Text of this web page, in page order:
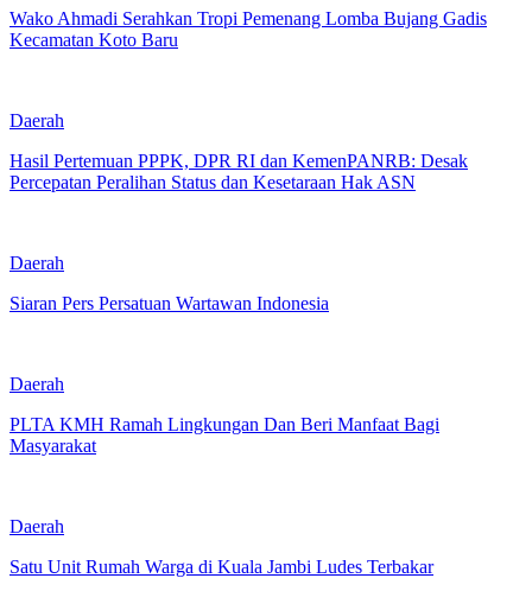
Wako Ahmadi Serahkan Tropi Pemenang Lomba Bujang Gadis
Kecamatan Koto Baru
Daerah
Hasil Pertemuan PPPK, DPR RI dan KemenPANRB: Desak
Percepatan Peralihan Status dan Kesetaraan Hak ASN
Daerah
Siaran Pers Persatuan Wartawan Indonesia
Daerah
PLTA KMH Ramah Lingkungan Dan Beri Manfaat Bagi
Masyarakat
Daerah
Satu Unit Rumah Warga di Kuala Jambi Ludes Terbakar